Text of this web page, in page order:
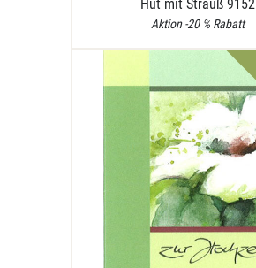
Hut mit Strauß 9152
Aktion -20 % Rabatt